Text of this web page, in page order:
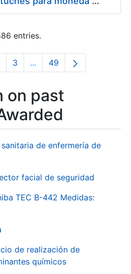
entries.
Page
3 ...Intermediate Pages Use
Page
49
on past
de enfermería de
facial de seguridad
TEC B-442 Medidas:
de realización de
químicos